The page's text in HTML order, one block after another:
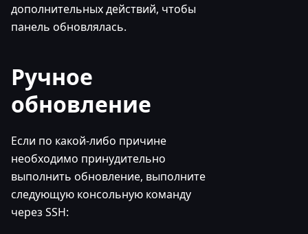
дополнительных действий, чтобы
панель обновлялась.
Ручное
обновление
Если по какой-либо причине
необходимо принудительно
выполнить обновление, выполните
следующую консольную команду
через SSH: